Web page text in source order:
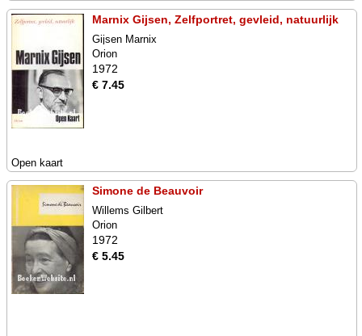
Marnix Gijsen, Zelfportret, gevleid, natuurlijk
Gijsen Marnix
Orion
1972
€ 7.45
Open kaart
Simone de Beauvoir
Willems Gilbert
Orion
1972
€ 5.45